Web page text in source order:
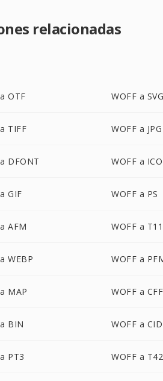
relacionadas
OTF WOFF a SVG
TIFF WOFF a JPG
DFONT WOFF a ICO
GIF WOFF a PS
AFM WOFF a T11
WEBP WOFF a
MAP WOFF a CFF
BIN WOFF a CID
PT3 WOFF a T42